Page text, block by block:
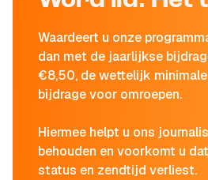
Waardeert u onze
dan met de jaarlijkse
€8,50, de wettelijk
bijdrage voor omroepen.
Hiermee helpt u ons
behouden en voorkomt u
status en zendtijd verliest.